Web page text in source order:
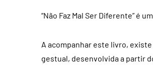
“Não Faz Mal Ser Diferente” é
A acompanhar este livro,
gestual, desenvolvida a partir